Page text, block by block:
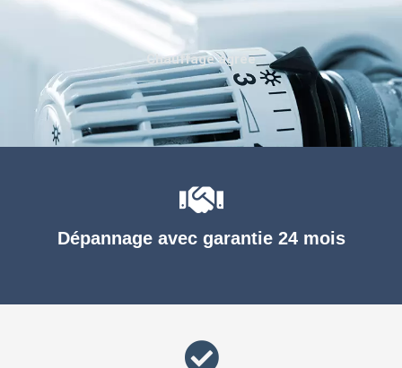
Dépannage avec garantie 24 mois
Chauffage agréé